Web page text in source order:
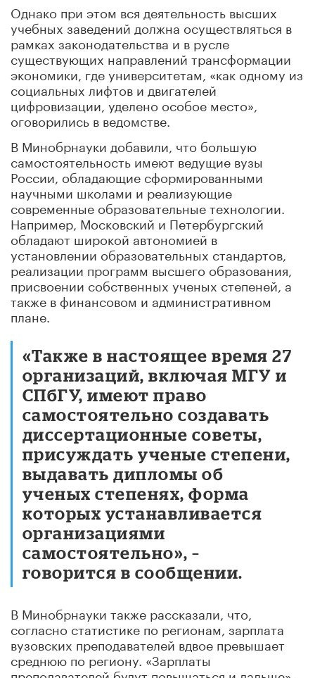
Однако при этом вся деятельность высших
учебных заведений должна осуществляться в
рамках законодательства и в русле
существующих направлений трансформации
экономики, где университетам, «как одному из
социальных лифтов и двигателей
цифровизации, уделено особое место»,
оговорились в ведомстве.
В Минобрнауки добавили, что большую
самостоятельность имеют ведущие вузы
России, обладающие сформированными
научными школами и реализующие
современные образовательные технологии.
Например, Московский и Петербургский
обладают широкой автономией в
установлении образовательных стандартов,
реализации программ высшего образования,
присвоении собственных ученых степеней, а
также в финансовом и административном
плане.
«Также в настоящее время 27
организаций, включая МГУ и
СПбГУ, имеют право
самостоятельно создавать
диссертационные советы,
присуждать ученые степени,
выдавать дипломы об
ученых степенях, форма
которых устанавливается
организациями
самостоятельно», –
говорится в сообщении.
В Минобрнауки также рассказали, что,
согласно статистике по регионам, зарплата
вузовских преподавателей вдвое превышает
среднюю по региону. «Зарплаты